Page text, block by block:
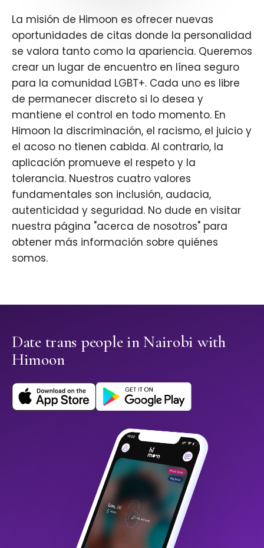
La misión de Himoon es ofrecer nuevas
oportunidades de citas donde la personalidad
se valora tanto como la apariencia. Queremos
crear un lugar de encuentro en línea seguro
para la comunidad LGBT+. Cada uno es libre
de permanecer discreto si lo desea y
mantiene el control en todo momento. En
Himoon la discriminación, el racismo, el juicio y
el acoso no tienen cabida. Al contrario, la
aplicación promueve el respeto y la
tolerancia. Nuestros cuatro valores
fundamentales son inclusión, audacia,
autenticidad y seguridad. No dude en visitar
nuestra página "acerca de nosotros" para
obtener más información sobre quiénes
somos.
Date trans people in Nairobi with
Himoon